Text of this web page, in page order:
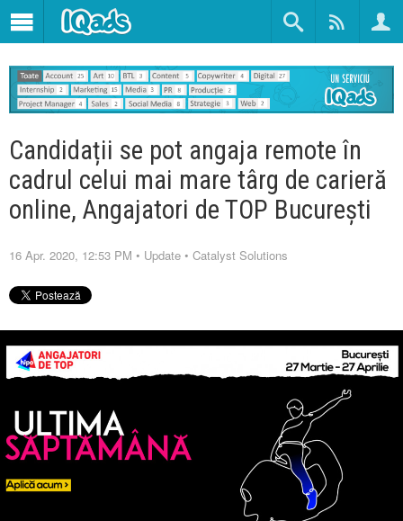
Candidații se pot angaja remote în
cadrul celui mai mare târg de carieră
online, Angajatori de TOP București
16 Apr. 2020, 12:53 PM • Update • Catalyst Solutions